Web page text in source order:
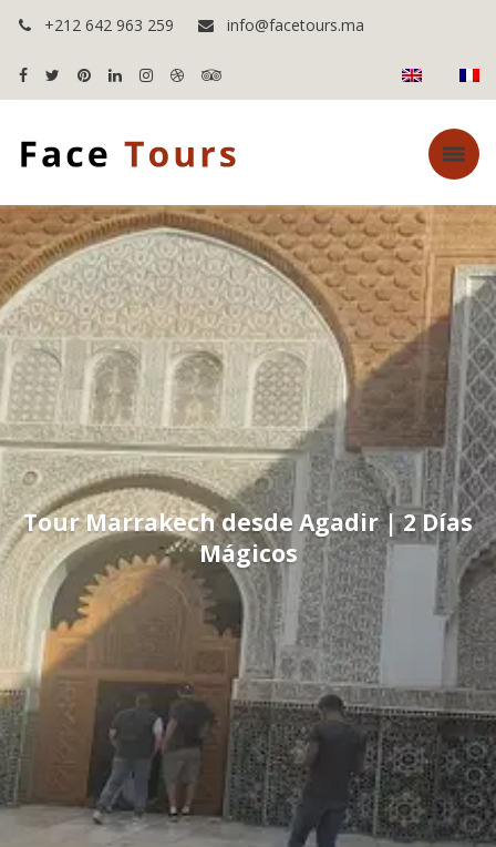
+212 642 963 259 info@facetours.ma
Tour Marrakech desde Agadir | 2 Días
Mágicos